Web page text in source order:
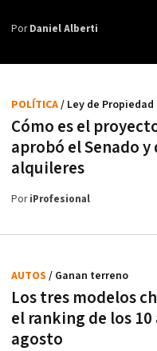
PorDaniel Alberti
Cómo es el
aprobó el Senado
alquileres
POLÍTICA/ Ley de Propiedad
PoriProfesional
Los tres modelos
el ranking de los
agosto
AUTOS / Ganan terreno